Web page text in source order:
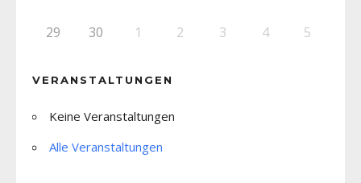
29 30 1 2 3 4 5
VERANSTALTUNGEN
Keine Veranstaltungen
Alle Veranstaltungen